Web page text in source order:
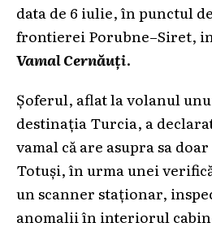
data de 6 iulie, în punctul
frontierei Porubne–Siret,
Vamal Cernăuți.
Șoferul, aflat la volanul
destinația Turcia, a
vamal că are asupra sa
Totuși, în urma unei
un scanner staționar,
anomalii în interiorul